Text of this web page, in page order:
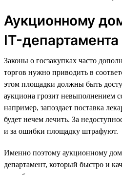
Аукционному
IT-департамента
Законы о госзакупках часто
торгов нужно приводить в
этом площадки должны быть
аукциона грозит невыполнением
например, запоздает поставка
будет нечем лечить. За
и за ошибки площадку штрафуют.
Именно поэтому аукционному
департамент, который быстро и